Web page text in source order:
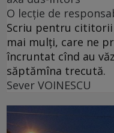
O lecție de
Scriu pentru
mai mulți, care ne
încruntat cînd au
săptămîna trecută.
Sever VOINESCU